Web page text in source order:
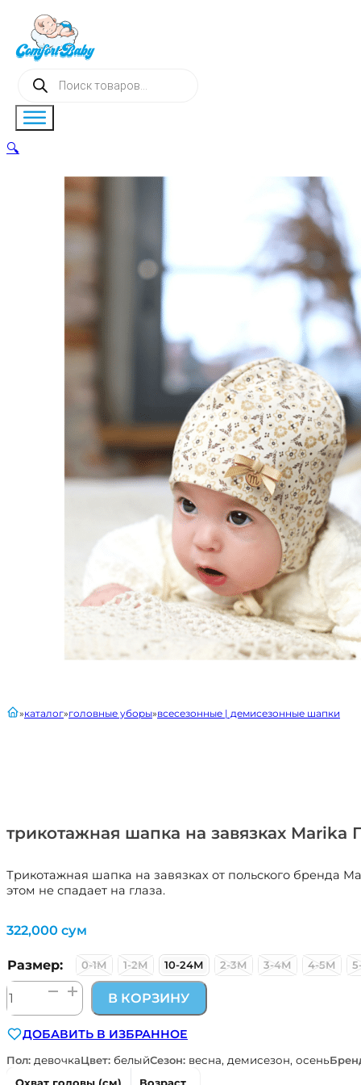
Поиск
товаров
трикотажная шапка на завязках Marika
Трикотажная шапка на завязках от польского бренда
этом не спадает на глаза.
главнаякаталог головные уборы всесезонные | демисезонные шапки
322,000 сум
Размер: 0-1М 1-2М 10-24М 2-3М 3-4М 4-5М
Количество
товара
шапка
на
завязках
В КОРЗИНУ
ДОБАВИТЬ В ИЗБРАННОЕ
Пол: девочкаЦвет: белыйСезон: весна, демисезон, осень
🔍